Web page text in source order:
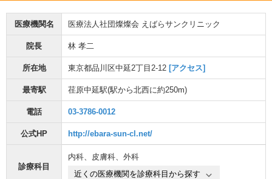
医療機関名 医療法人社団燦燦会 えばらサンクリニック
院長 林 孝二
所在地 東京都品川区中延2丁目2-12 [アクセス]
最寄駅 荏原中延駅(駅から北西に約250m)
電話 03-3786-0012
公式HP http://ebara-sun-cl.net/
診療科目
内科、 皮膚科、 外科
近くの医療機関を診療科目から探す